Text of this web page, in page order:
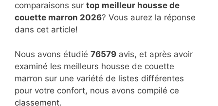
comparaisons sur top meilleur housse de
couette marron 2026? Vous aurez la réponse
dans cet article!
Nous avons étudié 76579 avis, et après avoir
examiné les meilleurs housse de couette
marron sur une variété de listes différentes
pour votre confort, nous avons compilé ce
classement.